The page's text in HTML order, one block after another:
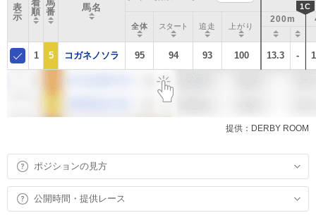
表
示
着
順
馬
番
馬名
全体 スタート 追走 上がり
200m
1C
1 5 コガネノソラ 95 94 93 100 13.3 -
提供：DERBY ROOM
ポジションの見方
公開時間・提供レース